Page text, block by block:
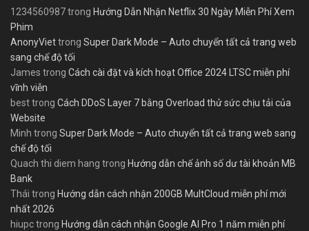
1234560987trong Hướng Dẫn Nhận Netflix 30 Ngày Miễn Phí Xem
Phim
AnonyViettrong Super Dark Mode – Auto chuyển tất cả trang web
sang chế độ tối
James trong Cách cài đặt và kích hoạt Office 2024 LTSC miễn phí
vĩnh viễn
besttrong Cách DDoS Layer 7 bằng Overload thử sức chịu tải của
Website
Minh trong Super Dark Mode – Auto chuyển tất cả trang web sang
chế độ tối
Quach thi diem hang trong Hướng dẫn chế ảnh số dư tài khoản MB
Bank
Thái trong Hướng dẫn cách nhận 200GB MultCloud miễn phí mới
nhất 2026
hiupctrong Hướng dẫn cách nhận Google AI Pro 1 năm miễn phí